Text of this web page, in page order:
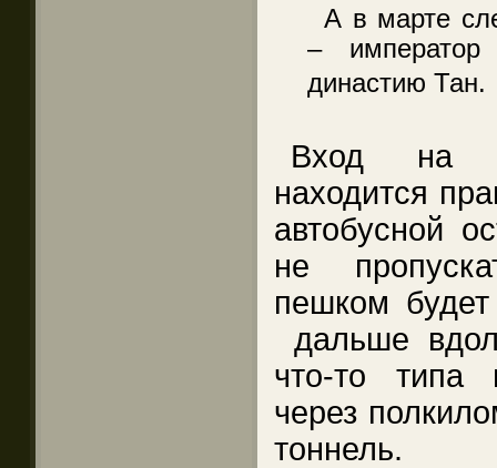
А в марте
– император
династию Тан.
Вход на
находится
автобусной
не
пешком
дальше
что-то типа
через
тоннель.